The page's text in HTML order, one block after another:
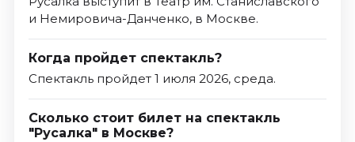
и Немировича­-Данченко, в Москве.
Когда пройдет спектакль?
Спектакль пройдет 1 июля 2026, среда.
Сколько стоит билет на спектакль
"Русалка" в Москве?